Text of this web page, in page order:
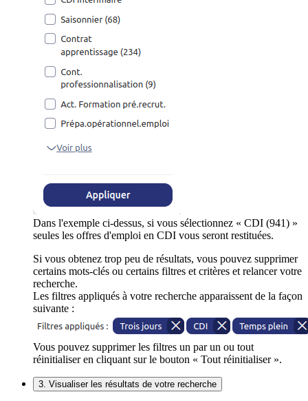
Dans l'exemple ci-dessus, si vous sélectionnez « CDI (941) »
seules les offres d'emploi en CDI vous seront restituées.
Si vous obtenez trop peu de résultats, vous pouvez supprimer
certains mots-clés ou certains filtres et critères et relancer votre
recherche.
Les filtres appliqués à votre recherche apparaissent de la façon
suivante :
Vous pouvez supprimer les filtres un par un ou tout
réinitialiser en cliquant sur le bouton « Tout réinitialiser ».
3. Visualiser les résultats de votre recherche